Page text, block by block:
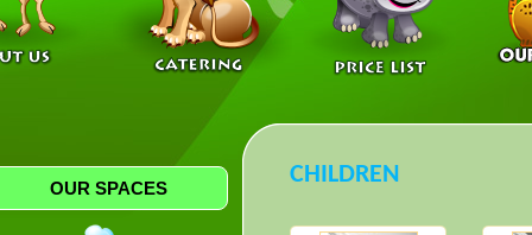
OUR SPACES CHILDREN